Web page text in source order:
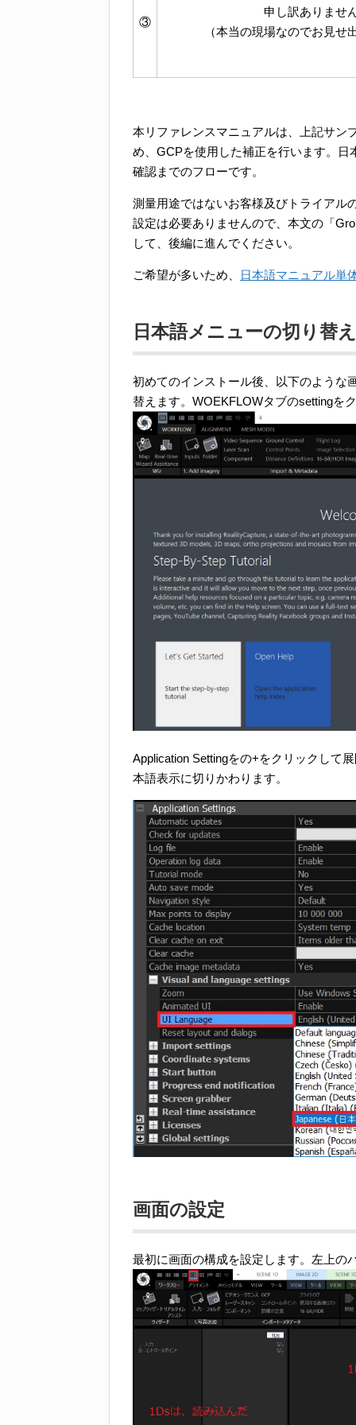
③
申し訳ありませ
（本当の現場なのでお見せ
本リファレンスマニュアルは、上記サ
め、GCPを使用した補正を行います。
確認までのフローです。
測量用途ではないお客様及びトライア
設定は必要ありませんので、本文の「
して、後編に進んでください。
ご希望が多いため、 日本語マニュアル単
日本語メニューの切り替え
初めてのインストール後、以下のような
替えます。WOEKFLOWタブのsettingを
Application Settingをの+をクリックして
本語表示に切りかわります。
画面の設定
最初に画面の構成を設定します。左上の